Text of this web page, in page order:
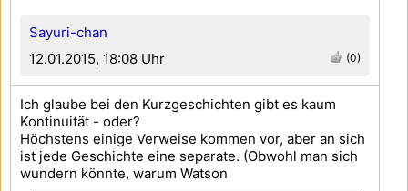
Sayuri-chan
12.01.2015, 18:08 Uhr
(0)
Ich glaube bei den Kurzgeschichten gibt es kaum
Kontinuität - oder?
Höchstens einige Verweise kommen vor, aber an sich
ist jede Geschichte eine separate. (Obwohl man sich
wundern könnte, warum Watson